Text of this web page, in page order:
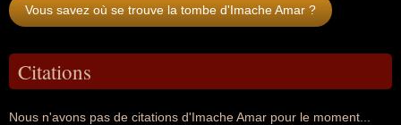
Vous savez où se trouve la tombe d'Imache Amar ?
Citations
Nous n'avons pas de citations d'Imache Amar pour le moment...